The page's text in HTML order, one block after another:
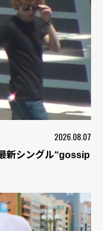
2026.08.07
新シングル“gossip